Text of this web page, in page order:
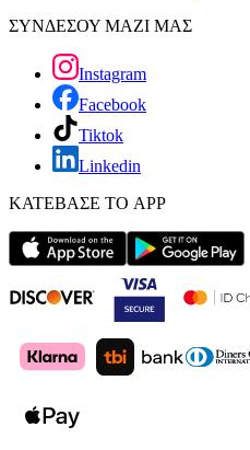
ΣΥΝΔΕΣΟΥ ΜΑΖΙ ΜΑΣ
Instagram
Facebook
Tiktok
Linkedin
ΚΑΤΕΒΑΣΕ ΤΟ APP